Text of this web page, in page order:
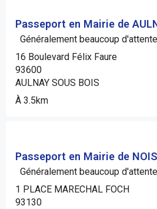
Passeport en Mairie de
Généralement beaucoup d'attente
16 Boulevard Félix Faure
93600
AULNAY SOUS BOIS
À 3.5km
Passeport en Mairie de
Généralement beaucoup d'attente
1 PLACE MARECHAL FOCH
93130